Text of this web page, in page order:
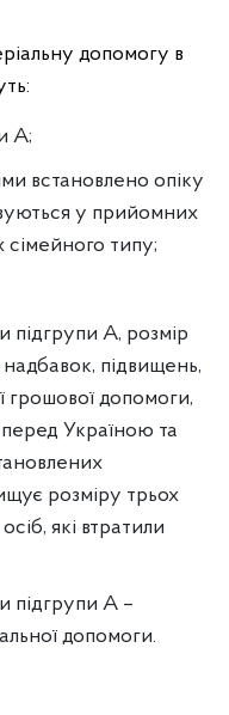
допомогу в
А;
встановлено опіку
у прийомних
сімейного типу;
підгрупи А, розмір
підвищень,
гpoшової допомоги,
перед Україною та
розміру трьох
які втратили
підгрупи А –
допомоги.